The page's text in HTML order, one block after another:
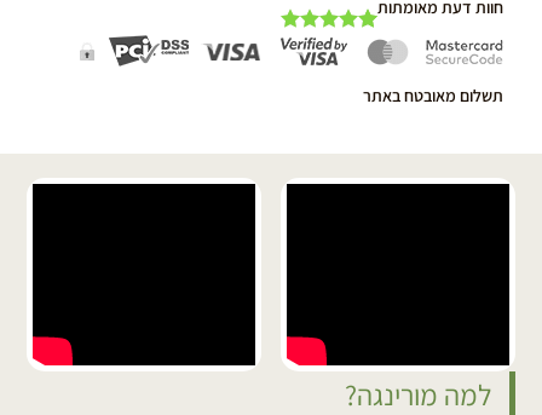
חוות דעת מאומתות
מדורגים5
מתוך 5
3
דירוגים שלתשלום מאובטח באתר
למה מורינגה?